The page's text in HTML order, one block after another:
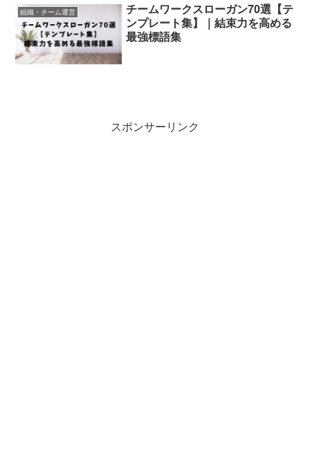
組織・チーム運営
チームワークスローガン70選【テ
ンプレート集】｜結束力を高める
最強標語集
スポンサーリンク